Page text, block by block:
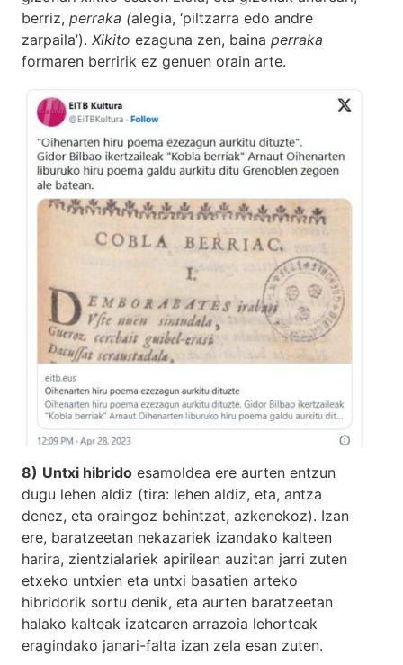
berriz, perraka (alegia, ‘piltzarra edo andre
zarpaila’). Xikito ezaguna zen, baina perraka
formaren berririk ez genuen orain arte.
8) Untxi hibrido esamoldea ere aurten entzun
dugu lehen aldiz (tira: lehen aldiz, eta, antza
denez, eta oraingoz behintzat, azkenekoz). Izan
ere, baratzeetan nekazariek izandako kalteen
harira, zientzialariek apirilean auzitan jarri zuten
etxeko untxien eta untxi basatien arteko
hibridorik sortu denik, eta aurten baratzeetan
halako kalteak izatearen arrazoia lehorteak
eragindako janari-falta izan zela esan zuten.